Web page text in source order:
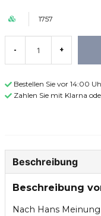
1757
- +
Bestellen Sie vor 14:00
Zahlen Sie mit Klarna
Beschreibung
Beschreibung
Nach Hans